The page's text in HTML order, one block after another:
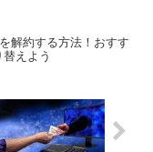
解約する方法！おすす
えよう